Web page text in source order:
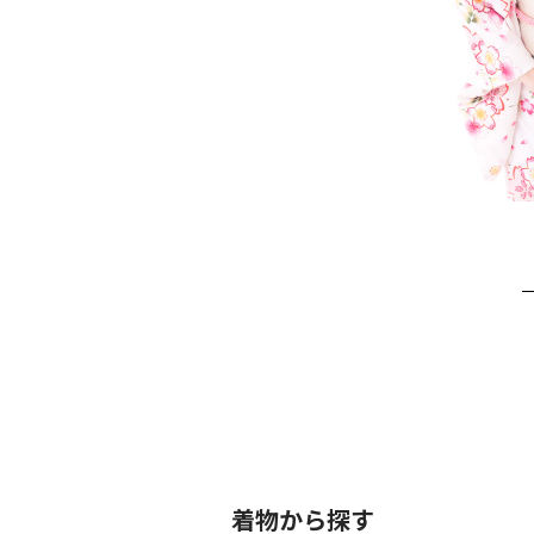
着物から探す